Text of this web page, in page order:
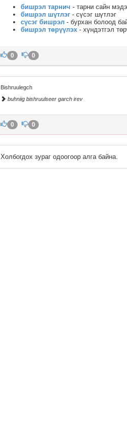
бишрэл тарнич - тарни сайн
бишрэл шүтлэг- сүсэг шүтлэг
сүсэг бишрэл- бурхан болоод
бишрэл төрүүлэх- хүндэтгэл
0 0
Bishruulegch
buhniig bishruulseer garch irev
0 0
Холбогдох зураг одоогоор алга байна.